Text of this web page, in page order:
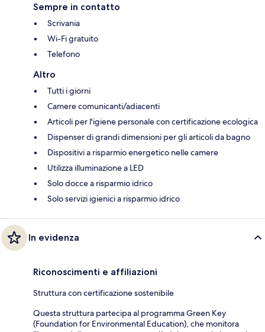
Sempre in contatto
Scrivania
Wi-Fi gratuito
Telefono
Altro
Tutti i giorni
Camere comunicanti/adiacenti
Articoli per l'igiene personale con certificazione ecologica
Dispenser di grandi dimensioni per gli articoli da bagno
Dispositivi a risparmio energetico nelle camere
Utilizza illuminazione a LED
Solo docce a risparmio idrico
Solo servizi igienici a risparmio idrico
In evidenza
Riconoscimenti e affiliazioni
Struttura con certificazione sostenibile
Questa struttura partecipa al programma Green Key
(Foundation for Environmental Education), che monitora